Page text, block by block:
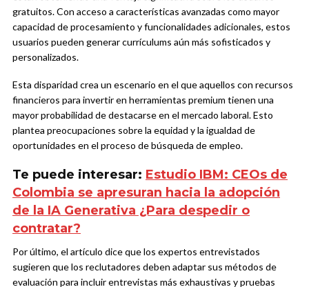
gratuitos. Con acceso a características avanzadas como mayor
capacidad de procesamiento y funcionalidades adicionales, estos
usuarios pueden generar currículums aún más sofisticados y
personalizados.
Esta disparidad crea un escenario en el que aquellos con recursos
financieros para invertir en herramientas premium tienen una
mayor probabilidad de destacarse en el mercado laboral. Esto
plantea preocupaciones sobre la equidad y la igualdad de
oportunidades en el proceso de búsqueda de empleo.
Te puede interesar: Estudio IBM: CEOs de
Colombia se apresuran hacia la adopción
de la IA Generativa ¿Para despedir o
contratar?
Por último, el artículo dice que los expertos entrevistados
sugieren que los reclutadores deben adaptar sus métodos de
evaluación para incluir entrevistas más exhaustivas y pruebas